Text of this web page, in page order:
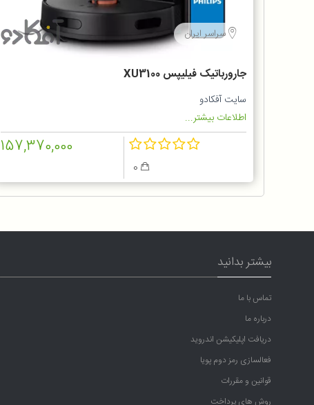
سراسر ایران
جارورباتیک فیلیپس XU3100
سایت آفکادو
اطلاعات بیشتر...
157,370,000
بیشتر بدانید
تماس با ما
درباره ما
دریافت اپلیکیشن اندروید
فعالسازی رمز دوم پویا
قوانین و مقررات
روش های پرداخت